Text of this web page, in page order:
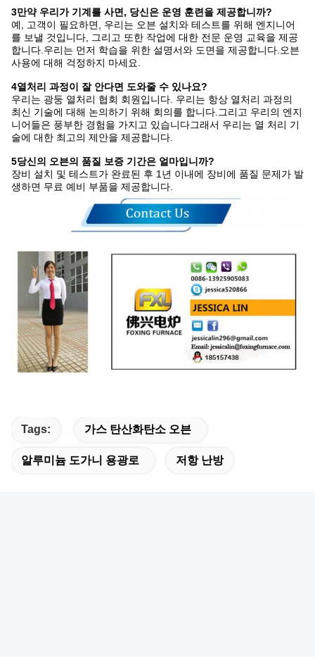
3만약 우리가 기계를 사면, 당신은 운영 훈련을 제공합니까?
예, 고객이 필요하면, 우리는 오븐 설치와 테스트를 위해 엔지니어
를 보낼 것입니다, 그리고 또한 작업에 대한 전문 운영 교육을 제공
합니다.우리는 먼저 학습을 위한 설명서와 도면을 제공합니다.오븐
사용에 대해 걱정하지 마세요.
4열처리 과정이 잘 안다면 도와줄 수 있나요?
우리는 광둥 열처리 협회 회원입니다. 우리는 항상 열처리 과정의
최신 기술에 대해 논의하기 위해 회의를 합니다.그리고 우리의 엔지
니어들은 풍부한 경험을 가지고 있습니다그래서 우리는 열 처리 기
술에 대한 최고의 제안을 제공합니다.
5당신의 오븐의 품질 보증 기간은 얼마입니까?
장비 설치 및 테스트가 완료된 후 1년 이내에 장비에 품질 문제가 발
생하면 무료 예비 부품을 제공합니다.
Tags: 가스 탄산화탄소 오븐
알루미늄 도가니 용광로 저항 난방